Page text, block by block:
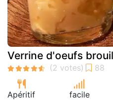
Verrine d'oeufs
Apéritif facile